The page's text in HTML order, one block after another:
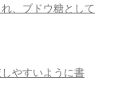
、ブドウ糖として
やすいように書